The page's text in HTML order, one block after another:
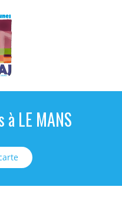
LE MANS